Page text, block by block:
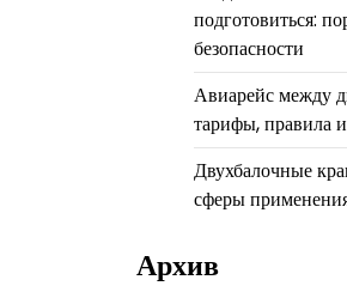
подготовиться:
безопасности
Авиарейс между
тарифы, правила
Двухбалочные
сферы
Архив